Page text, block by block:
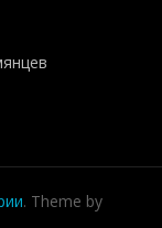
. Theme by